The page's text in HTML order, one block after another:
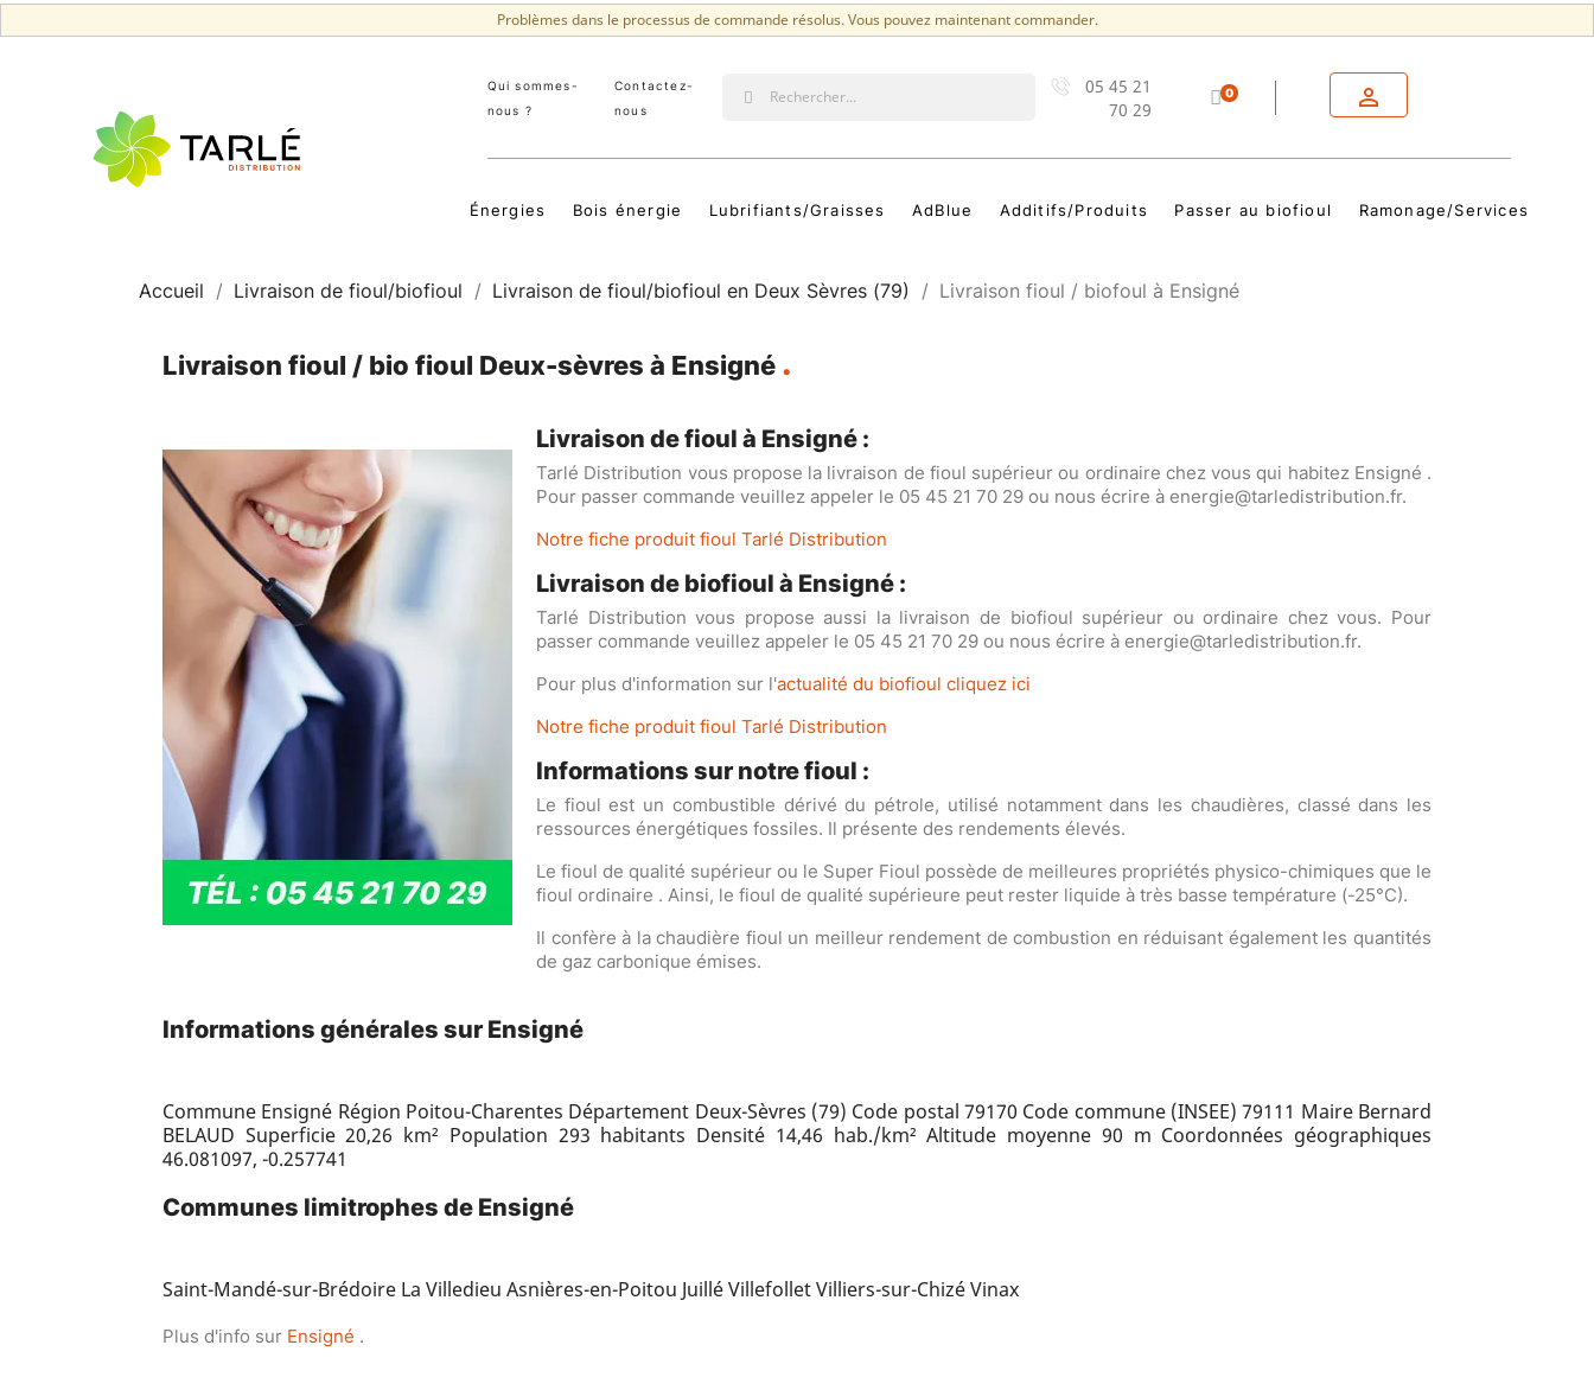
Problèmes dans le processus de commande résolus. Vous pouvez maintenant commander.
Qui sommes-
nous ?
Contactez-
nous
05 45 21
70 29
0 
Énergies Bois énergie Lubrifiants/Graisses AdBlue Additifs/Produits Passer au biofioul Ramonage/Services
Accueil Livraison de fioul/biofioul Livraison de fioul/biofioul en Deux Sèvres (79) Livraison fioul / biofoul à Ensigné
Livraison fioul / bio fioul Deux-sèvres à Ensigné
Livraison de fioul à Ensigné :
Tarlé Distribution vous propose la livraison de fioul supérieur ou ordinaire chez vous qui habitez Ensigné .
Pour passer commande veuillez appeler le 05 45 21 70 29 ou nous écrire à energie@tarledistribution.fr.
Notre fiche produit fioul Tarlé Distribution
Livraison de biofioul à Ensigné :
Tarlé Distribution vous propose aussi la livraison de biofioul supérieur ou ordinaire chez vous. Pour
passer commande veuillez appeler le 05 45 21 70 29 ou nous écrire à energie@tarledistribution.fr.
Pour plus d'information sur l'actualité du biofioul cliquez ici
Notre fiche produit fioul Tarlé Distribution
Informations sur notre fioul :
Le fioul est un combustible dérivé du pétrole, utilisé notamment dans les chaudières, classé dans les
ressources énergétiques fossiles. Il présente des rendements élevés.
Le fioul de qualité supérieur ou le Super Fioul possède de meilleures propriétés physico-chimiques que le
fioul ordinaire . Ainsi, le fioul de qualité supérieure peut rester liquide à très basse température (-25°C).
Il confère à la chaudière fioul un meilleur rendement de combustion en réduisant également les quantités
de gaz carbonique émises.
Informations générales sur Ensigné
Commune Ensigné Région Poitou-Charentes Département Deux-Sèvres (79) Code postal 79170 Code commune (INSEE) 79111 Maire Bernard
BELAUD Superficie 20,26 km² Population 293 habitants Densité 14,46 hab./km² Altitude moyenne 90 m Coordonnées géographiques
46.081097, -0.257741
Communes limitrophes de Ensigné
Saint-Mandé-sur-Brédoire La Villedieu Asnières-en-Poitou Juillé Villefollet Villiers-sur-Chizé Vinax
Plus d'info sur Ensigné .